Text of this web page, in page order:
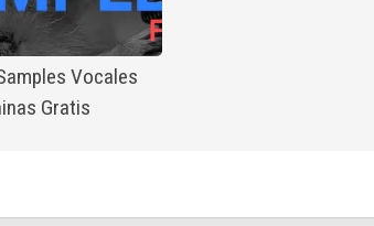
Vocales
Gratis